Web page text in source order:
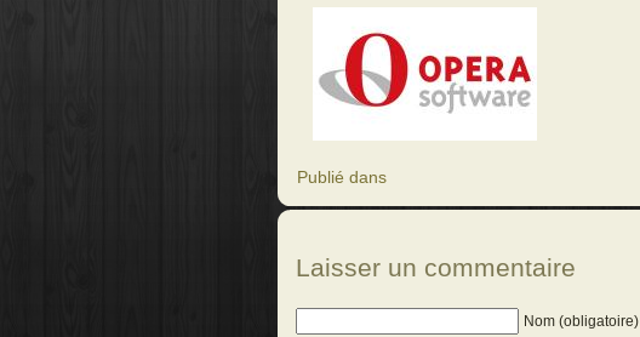
Publié dans
Laisser un commentaire
Nom (obligatoire)